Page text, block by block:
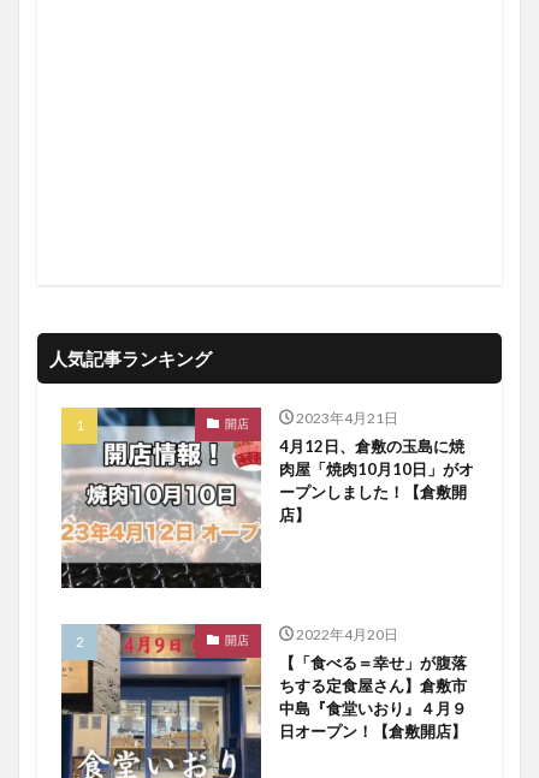
人気記事ランキング
開店 2023年4月21日
4月12日、倉敷の玉島に焼
肉屋「焼肉10月10日」がオ
ープンしました！【倉敷開
店】
開店 2022年4月20日
【「食べる＝幸せ」が腹落
ちする定食屋さん】倉敷市
中島『食堂いおり』４月９
日オープン！【倉敷開店】